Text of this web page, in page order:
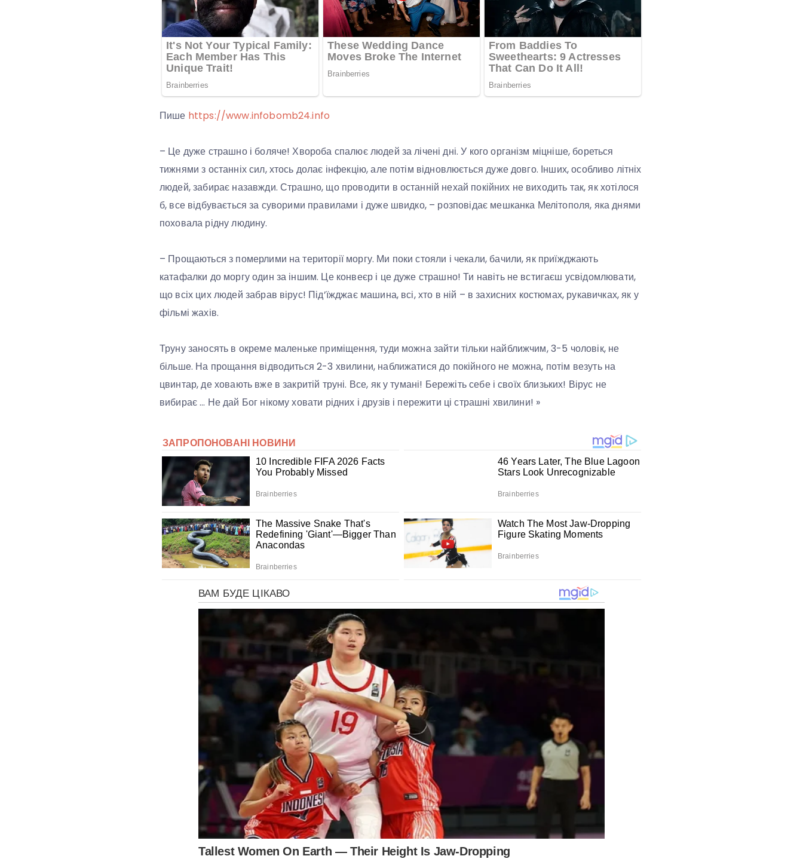
Пише https://www.infobomb24.info
– Це дуже страшно і боляче! Хвороба спалює людей за лічені дні. У кого організм міцніше, бореться
тижнями з останніх сил, хтось долає інфекцію, але потім відновлюється дуже довго. Інших, особливо літніх
людей, забирає назавжди. Страшно, що проводити в останній нехай покійних не виходить так, як хотілося
б, все відбувається за суворими правилами і дуже швидко, – розповідає мешканка Мелітополя, яка днями
поховала рідну людину.
– Прощаються з померлими на території моргу. Ми поки стояли і чекали, бачили, як приїжджають
катафалки до моргу один за іншим. Це конвеєр і це дуже страшно! Ти навіть не встигаєш усвідомлювати,
що всіх цих людей забрав вірус! Під’їжджає машина, всі, хто в ній – в захисних костюмах, рукавичках, як у
фільмі жахів.
Труну заносять в окреме маленьке приміщення, туди можна зайти тільки найближчим, 3-5 чоловік, не
більше. На прощання відводиться 2-3 хвилини, наближатися до покійного не можна, потім везуть на
цвинтар, де ховають вже в закритій труні. Все, як у тумані! Бережіть себе і своїх близьких! Вірус не
вибирає … Не дай Бог нікому ховати рідних і друзів і пережити ці страшні хвилини! »